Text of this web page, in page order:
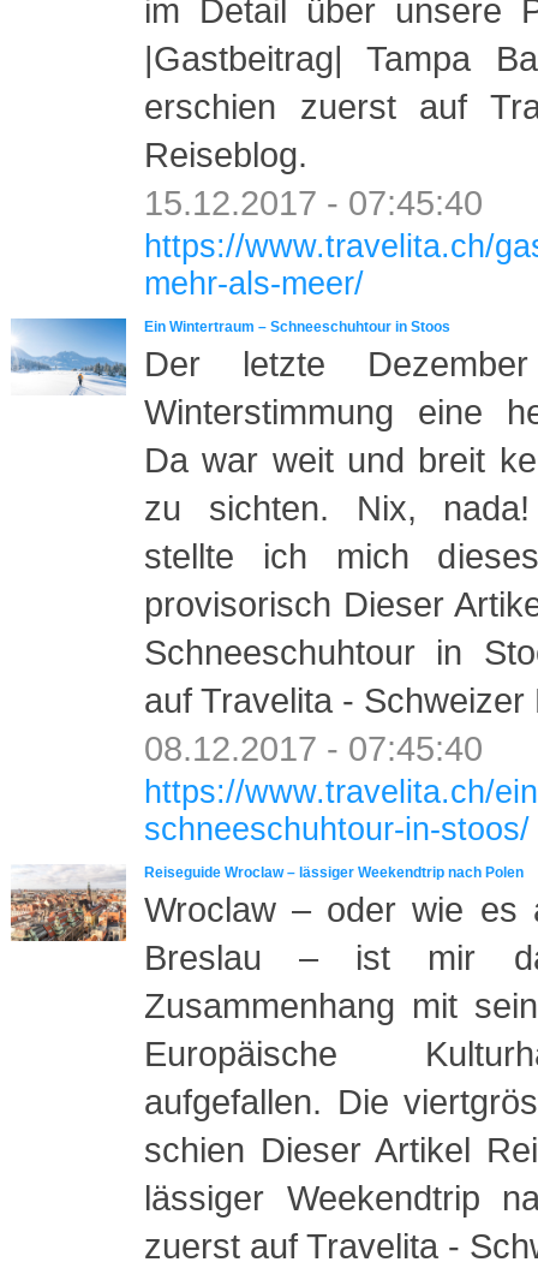
im Detail über unsere
|Gastbeitrag| Tampa
erschien zuerst auf
Reiseblog.
15.12.2017 - 07:45:40
https://www.travelita.ch/
mehr-als-meer/
Ein Wintertraum – Schneeschuhtour in Stoos
Der letzte
Winterstimmung eine
Da war weit und breit
zu sichten. Nix, nada!
stellte ich mich
provisorisch Dieser
Schneeschuhtour in
auf Travelita - Schweizer
08.12.2017 - 07:45:40
https://www.travelita.ch/
schneeschuhtour-in-stoos/
Reiseguide Wroclaw – lässiger Weekendtrip nach Polen
Wroclaw – oder wie es
Breslau – ist mir
Zusammenhang mit
Europäische
aufgefallen. Die
schien Dieser Artikel
lässiger Weekendtrip
zuerst auf Travelita -